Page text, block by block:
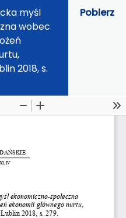
myśl
wobec
2018, s.
Pobierz